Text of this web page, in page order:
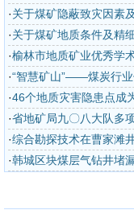
·关于煤矿隐蔽致灾因素
·关于煤矿地质条件及精
·榆林市地质矿业优秀学
·“智慧矿山”——煤炭行
·46个地质灾害隐患点成
·省地矿局九〇八大队多
·综合勘探技术在曹家滩
·韩城区块煤层气钻井堵